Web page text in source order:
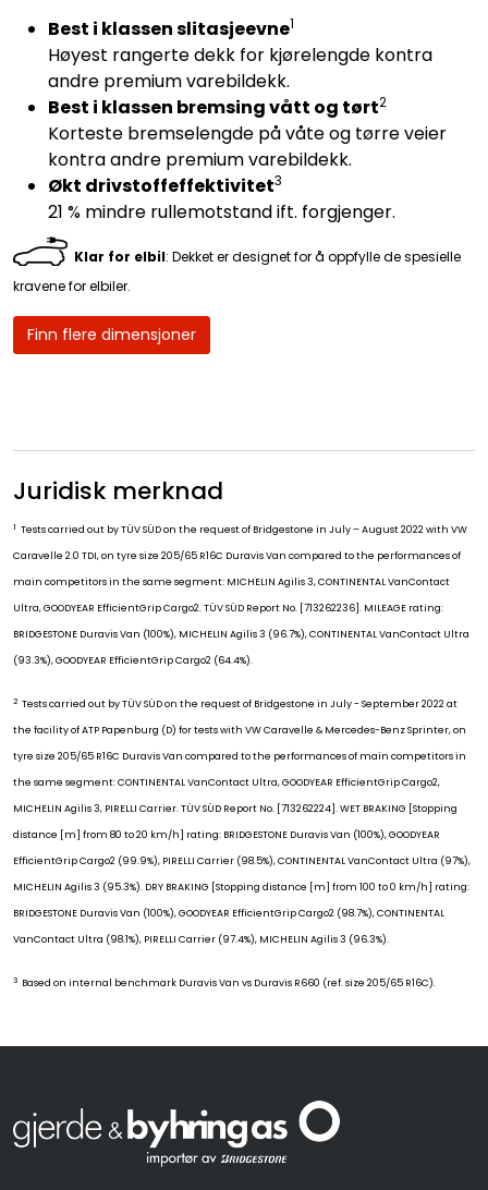
Best i klassen slitasjeevne1
Høyest rangerte dekk for kjørelengde kontra
andre premium varebildekk.
Best i klassen bremsing vått og tørt2
Korteste bremselengde på våte og tørre veier
kontra andre premium varebildekk.
Økt drivstoffeffektivitet3
21 % mindre rullemotstand ift. forgjenger.
Klar for elbil: Dekket er designet for å oppfylle de spesielle
kravene for elbiler.
Finn flere dimensjoner
Juridisk merknad
1 Tests carried out by TÜV SÜD on the request of Bridgestone in July – August 2022 with VW
Caravelle 2.0 TDI, on tyre size 205/65 R16C Duravis Van compared to the performances of
main competitors in the same segment: MICHELIN Agilis 3, CONTINENTAL VanContact
Ultra, GOODYEAR EfficientGrip Cargo2. TÜV SÜD Report No. [713262236]. MILEAGE rating:
BRIDGESTONE Duravis Van (100%), MICHELIN Agilis 3 (96.7%), CONTINENTAL VanContact Ultra
(93.3%), GOODYEAR EfficientGrip Cargo2 (64.4%).
2 Tests carried out by TÜV SÜD on the request of Bridgestone in July - September 2022 at
the facility of ATP Papenburg (D) for tests with VW Caravelle & Mercedes-Benz Sprinter, on
tyre size 205/65 R16C Duravis Van compared to the performances of main competitors in
the same segment: CONTINENTAL VanContact Ultra, GOODYEAR EfficientGrip Cargo2,
MICHELIN Agilis 3, PIRELLI Carrier. TÜV SÜD Report No. [713262224]. WET BRAKING [Stopping
distance [m] from 80 to 20 km/h] rating: BRIDGESTONE Duravis Van (100%), GOODYEAR
EfficientGrip Cargo2 (99.9%), PIRELLI Carrier (98.5%), CONTINENTAL VanContact Ultra (97%),
MICHELIN Agilis 3 (95.3%). DRY BRAKING [Stopping distance [m] from 100 to 0 km/h] rating:
BRIDGESTONE Duravis Van (100%), GOODYEAR EfficientGrip Cargo2 (98.7%), CONTINENTAL
VanContact Ultra (98.1%), PIRELLI Carrier (97.4%), MICHELIN Agilis 3 (96.3%).
3 Based on internal benchmark Duravis Van vs Duravis R660 (ref. size 205/65 R16C).